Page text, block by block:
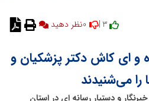
3 |
نظر دهید
و ای کاش دکتر پزشکیان و
را می‌شنیدند
و دستیار رسانه ای در استان